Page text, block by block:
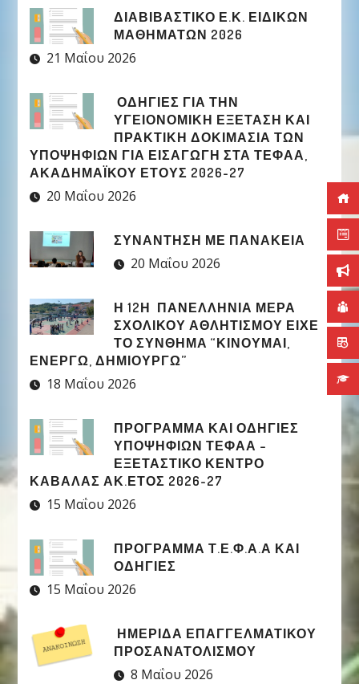
ΔΙΑΒΙΒΑΣΤΙΚΟ Ε.Κ. ΕΙΔΙΚΩΝ
ΜΑΘΗΜΑΤΩΝ 2026
21 Μαΐου 2026
ΟΔΗΓΙΕΣ ΓΙΑ ΤΗΝ
ΥΓΕΙΟΝΟΜΙΚΗ ΕΞΕΤΑΣΗ ΚΑΙ
ΠΡΑΚΤΙΚΗ ΔΟΚΙΜΑΣΙΑ ΤΩΝ
ΥΠΟΨΗΦΙΩΝ ΓΙΑ ΕΙΣΑΓΩΓΗ ΣΤΑ ΤΕΦΑΑ,
ΑΚΑΔΗΜΑΪΚΟΥ ΕΤΟΥΣ 2026-27
20 Μαΐου 2026
ΣΥΝΑΝΤΗΣΗ ΜΕ ΠΑΝΑΚΕΙΑ
20 Μαΐου 2026
Η 12Η ΠΑΝΕΛΛΉΝΙΑ ΜΈΡΑ
ΣΧΟΛΙΚΟΎ ΑΘΛΗΤΙΣΜΟΎ ΕΊΧΕ
ΤΟ ΣΎΝΘΗΜΑ “ΚΙΝΟΎΜΑΙ,
ΕΝΕΡΓΏ, ΔΗΜΙΟΥΡΓΏ”
18 Μαΐου 2026
ΠΡΟΓΡΑΜΜΑ ΚΑΙ ΟΔΗΓΙΕΣ
ΥΠΟΨΗΦΙΩΝ ΤΕΦΑΑ –
ΕΞΕΤΑΣΤΙΚΟ ΚΕΝΤΡΟ
ΚΑΒΑΛΑΣ ΑΚ.ΕΤΟΣ 2026-27
15 Μαΐου 2026
ΠΡΟΓΡΑΜΜΑ Τ.Ε.Φ.Α.Α ΚΑΙ
ΟΔΗΓΙΕΣ
15 Μαΐου 2026
ΗΜΕΡΙΔΑ ΕΠΑΓΓΕΛΜΑΤΙΚΟΥ
ΠΡΟΣΑΝΑΤΟΛΙΣΜΟΥ
8 Μαΐου 2026